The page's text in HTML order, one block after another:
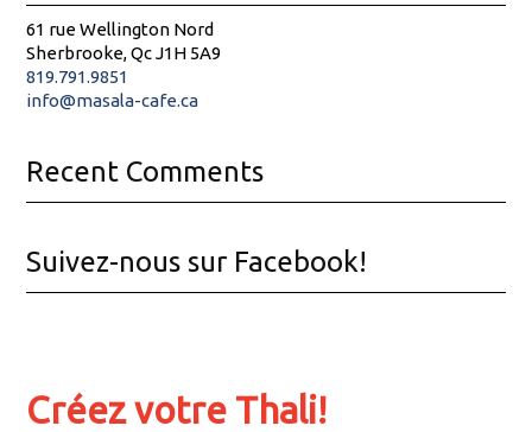
61 rue Wellington Nord
Sherbrooke, Qc J1H 5A9
819.791.9851
info@masala-cafe.ca
Recent Comments
Suivez-nous sur Facebook!
Créez votre Thali!